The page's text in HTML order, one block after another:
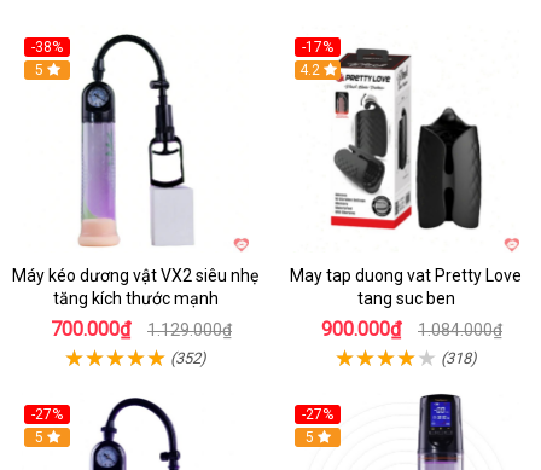
-38%
Hot
5
Máy kéo dương vật VX2 siêu nhẹ
tăng kích thước mạnh
700.000₫ 1.129.000₫
(352)
-17%
4.2
May tap duong vat Pretty Love
tang suc ben
900.000₫ 1.084.000₫
(318)
-27%
Hot
5
-27%
Hot
5